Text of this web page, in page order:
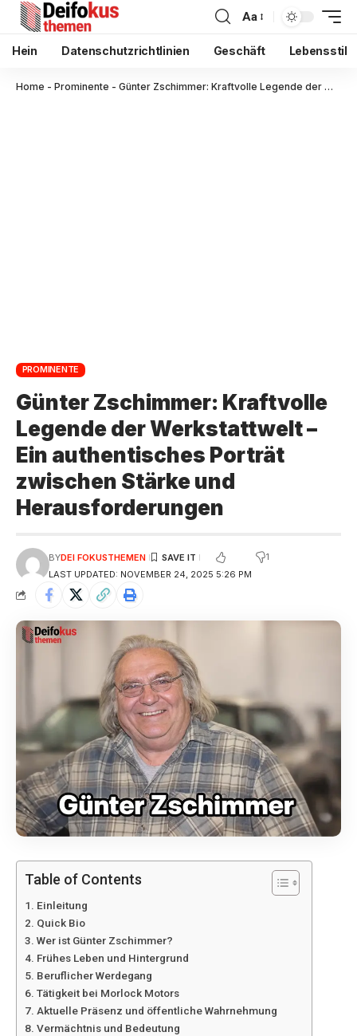
Aa
Hein Datenschutzrichtlinien Geschäft Lebensstil
Home - Prominente - Günter Zschimmer: Kraftvolle Legende der Werkstattwelt – Ein authentisches Porträt zwischen Stärke und Herausforderungen
PROMINENTE
Günter Zschimmer: Kraftvolle
Legende der Werkstattwelt –
Ein authentisches Porträt
zwischen Stärke und
Herausforderungen
LAST UPDATED: NOVEMBER 24, 2025 5:26 PM
BYDEI FOKUSTHEMEN 1
Table of Contents
Einleitung
Quick Bio
Wer ist Günter Zschimmer?
Frühes Leben und Hintergrund
Beruflicher Werdegang
Tätigkeit bei Morlock Motors
Aktuelle Präsenz und öffentliche Wahrnehmung
Vermächtnis und Bedeutung